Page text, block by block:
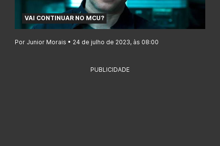
VAI CONTINUAR NO MCU?
Por Junior Morais • 24 de julho de 2023, às 08:00
PUBLICIDADE